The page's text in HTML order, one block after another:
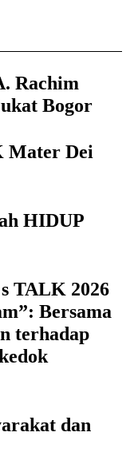
Rachim
Bogor
Mater Dei
HIDUP
TALK 2026
Bersama
terhadap
dan